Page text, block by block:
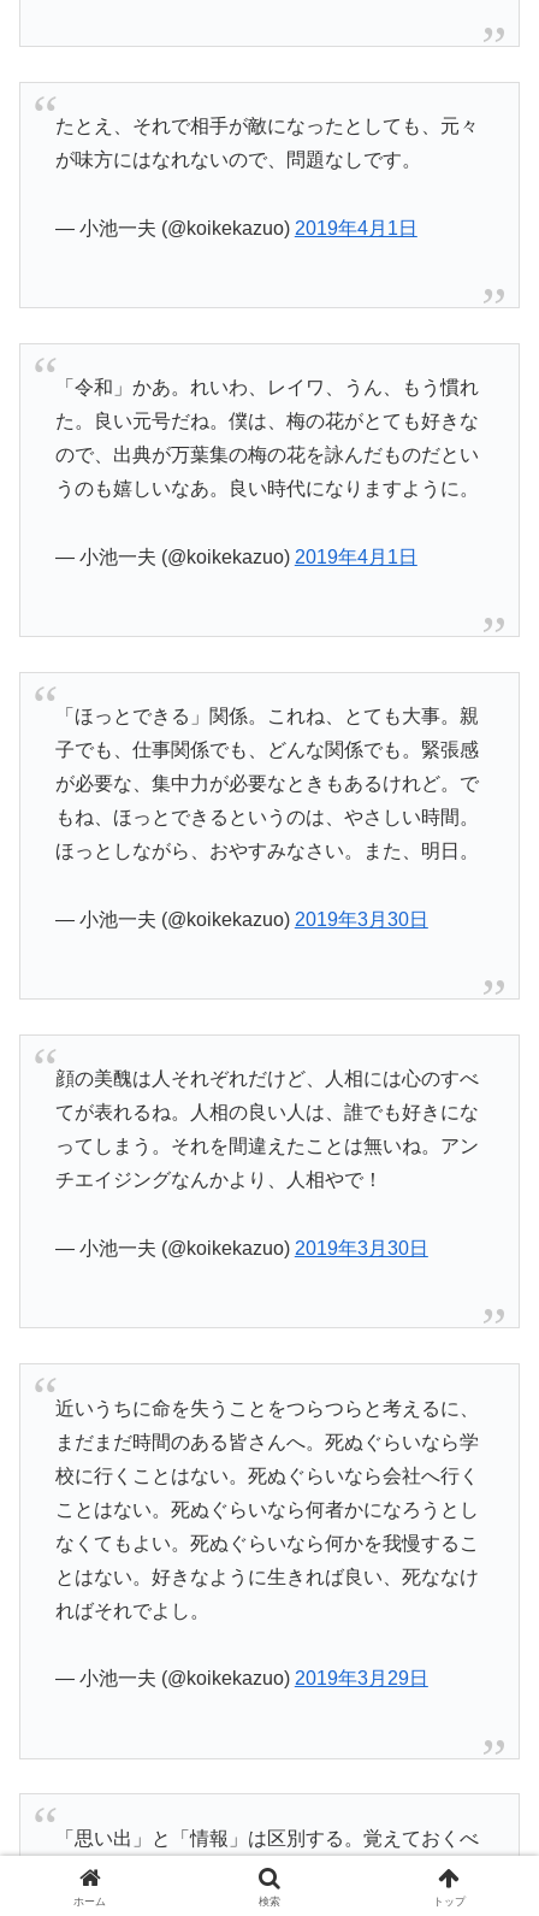
たとえ、それで相手が敵になったとしても、元々
が味方にはなれないので、問題なしです。
— 小池一夫 (@koikekazuo) 2019年4月1日
「令和」かあ。れいわ、レイワ、うん、もう慣れ
た。良い元号だね。僕は、梅の花がとても好きな
ので、出典が万葉集の梅の花を詠んだものだとい
うのも嬉しいなあ。良い時代になりますように。
— 小池一夫 (@koikekazuo) 2019年4月1日
「ほっとできる」関係。これね、とても大事。親
子でも、仕事関係でも、どんな関係でも。緊張感
が必要な、集中力が必要なときもあるけれど。で
もね、ほっとできるというのは、やさしい時間。
ほっとしながら、おやすみなさい。また、明日。
— 小池一夫 (@koikekazuo) 2019年3月30日
顔の美醜は人それぞれだけど、人相には心のすべ
てが表れるね。人相の良い人は、誰でも好きにな
ってしまう。それを間違えたことは無いね。アン
チエイジングなんかより、人相やで！
— 小池一夫 (@koikekazuo) 2019年3月30日
近いうちに命を失うことをつらつらと考えるに、
まだまだ時間のある皆さんへ。死ぬぐらいなら学
校に行くことはない。死ぬぐらいなら会社へ行く
ことはない。死ぬぐらいなら何者かになろうとし
なくてもよい。死ぬぐらいなら何かを我慢するこ
とはない。好きなように生きれば良い、死ななけ
ればそれでよし。
— 小池一夫 (@koikekazuo) 2019年3月29日
「思い出」と「情報」は区別する。覚えておくべ
きことは、美しかったこと、楽しかったこと、優
しい気持ちになったことだけでいい。それ意外の
ホーム 検索 トップ